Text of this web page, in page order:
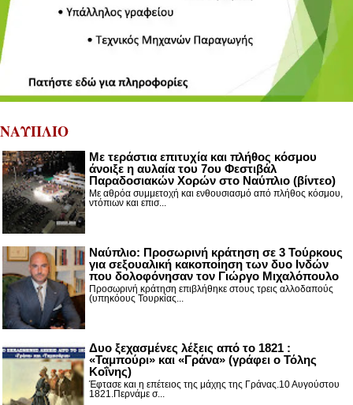
ΝΑΥΠΛΙΟ
Με τεράστια επιτυχία και πλήθος κόσμου
άνοιξε η αυλαία του 7ου Φεστιβάλ
Παραδοσιακών Χορών στο Ναύπλιο (βίντεο)
Με αθρόα συμμετοχή και ενθουσιασμό από πλήθος κόσμου,
ντόπιων και επισ...
Ναύπλιο: Προσωρινή κράτηση σε 3 Τούρκους
για σεξουαλική κακοποίηση των δυο Ινδών
που δολοφόνησαν τον Γιώργο Μιχαλόπουλο
Προσωρινή κράτηση επιβλήθηκε στους τρεις αλλοδαπούς
(υπηκόους Τουρκίας...
Δυο ξεχασμένες λέξεις από το 1821 :
«Ταμπούρι» και «Γράνα» (γράφει ο Τόλης
Κοΐνης)
Έφτασε και η επέτειος της μάχης της Γράνας.10 Αυγούστου
1821.Περνάμε σ...